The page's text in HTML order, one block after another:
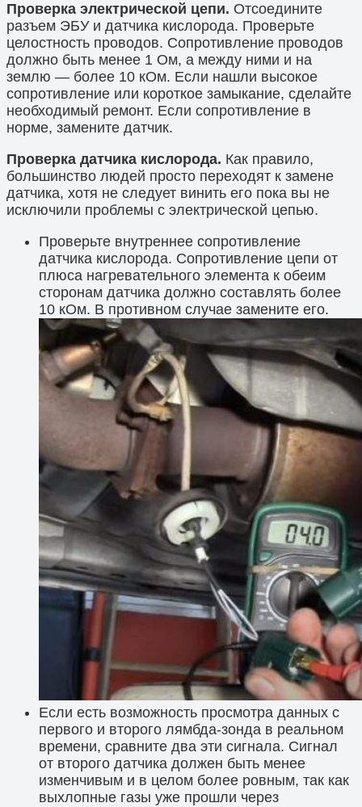
Проверка электрической цепи. Отсоедините
разъем ЭБУ и датчика кислорода. Проверьте
целостность проводов. Сопротивление проводов
должно быть менее 1 Ом, а между ними и на
землю — более 10 кОм. Если нашли высокое
сопротивление или короткое замыкание, сделайте
необходимый ремонт. Если сопротивление в
норме, замените датчик.
Проверка датчика кислорода. Как правило,
большинство людей просто переходят к замене
датчика, хотя не следует винить его пока вы не
исключили проблемы с электрической цепью.
Проверьте внутреннее сопротивление
датчика кислорода. Сопротивление цепи от
плюса нагревательного элемента к обеим
сторонам датчика должно составлять более
10 кОм. В противном случае замените его.
Если есть возможность просмотра данных с
первого и второго лямбда-зонда в реальном
времени, сравните два эти сигнала. Сигнал
от второго датчика должен быть менее
изменчивым и в целом более ровным, так как
выхлопные газы уже прошли через